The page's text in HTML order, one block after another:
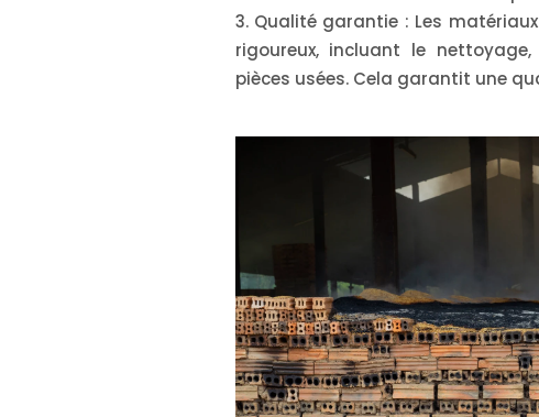
Qualité garantie : Les
rigoureux, incluant le
pièces usées. Cela garantit une